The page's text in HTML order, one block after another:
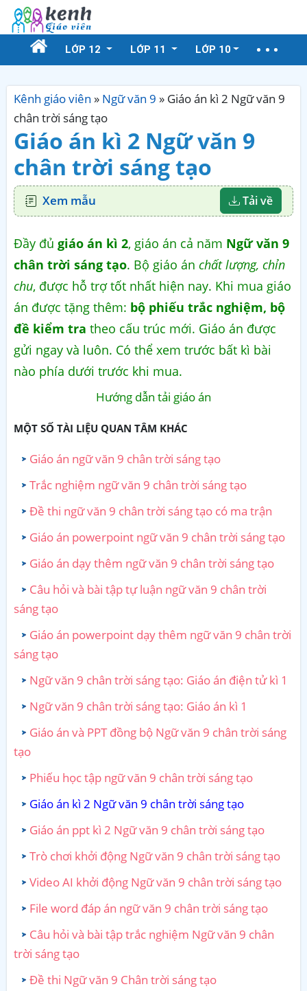
LỚP 12 LỚP 11 LỚP 10
Kênh giáo viên » Ngữ văn 9 » Giáo án kì 2 Ngữ văn 9
chân trời sáng tạo
Giáo án kì 2 Ngữ văn 9
chân trời sáng tạo
Xem mẫu Tải về
Đầy đủ giáo án kì 2, giáo án cả năm Ngữ văn 9
chân trời sáng tạo. Bộ giáo án chất lượng, chỉn
chu, được hỗ trợ tốt nhất hiện nay. Khi mua giáo
án được tặng thêm: bộ phiếu trắc nghiệm, bộ
đề kiểm tra theo cấu trúc mới. Giáo án được
gửi ngay và luôn. Có thể xem trước bất kì bài
nào phía dưới trước khi mua.
Hướng dẫn tải giáo án
MỘT SỐ TÀI LIỆU QUAN TÂM KHÁC
Giáo án ngữ văn 9 chân trời sáng tạo
Trắc nghiệm ngữ văn 9 chân trời sáng tạo
Đề thi ngữ văn 9 chân trời sáng tạo có ma trận
Giáo án powerpoint ngữ văn 9 chân trời sáng tạo
Giáo án dạy thêm ngữ văn 9 chân trời sáng tạo
Câu hỏi và bài tập tự luận ngữ văn 9 chân trời
sáng tạo
Giáo án powerpoint dạy thêm ngữ văn 9 chân trời
sáng tạo
Ngữ văn 9 chân trời sáng tạo: Giáo án điện tử kì 1
Ngữ văn 9 chân trời sáng tạo: Giáo án kì 1
Giáo án và PPT đồng bộ Ngữ văn 9 chân trời sáng
tạo
Phiếu học tập ngữ văn 9 chân trời sáng tạo
Giáo án kì 2 Ngữ văn 9 chân trời sáng tạo
Giáo án ppt kì 2 Ngữ văn 9 chân trời sáng tạo
Trò chơi khởi động Ngữ văn 9 chân trời sáng tạo
Video AI khởi động Ngữ văn 9 chân trời sáng tạo
File word đáp án ngữ văn 9 chân trời sáng tạo
Câu hỏi và bài tập trắc nghiệm Ngữ văn 9 chân
trời sáng tạo
Đề thi Ngữ văn 9 Chân trời sáng tạo